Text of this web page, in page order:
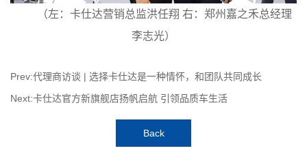
（左：卡仕达营销总监洪任翔 右：郑州嘉之禾总经理
李志光）
Prev:代理商访谈 | 选择卡仕达是一种情怀，和团队共同成长
Next:卡仕达官方新旗舰店扬帆启航 引领品质车生活
Back